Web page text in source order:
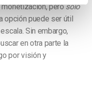
monetización, perosólo
opción puede ser útil
Sin embargo,
en otra parte la
por visión y